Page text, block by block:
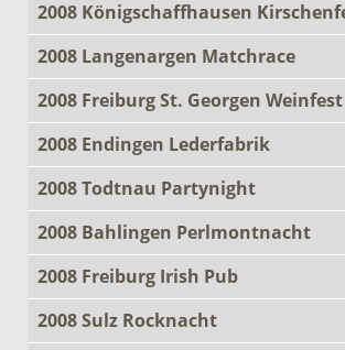
2008 Königschaffhausen
2008 Langenargen Matchrace
2008 Freiburg St. Georgen Weinfest
2008 Endingen Lederfabrik
2008 Todtnau Partynight
2008 Bahlingen Perlmontnacht
2008 Freiburg Irish Pub
2008 Sulz Rocknacht